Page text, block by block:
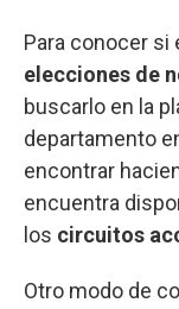
Para conocer si
elecciones de
buscarlo en la
departamento
encontrar
encuentra
los circuitos
Otro modo de